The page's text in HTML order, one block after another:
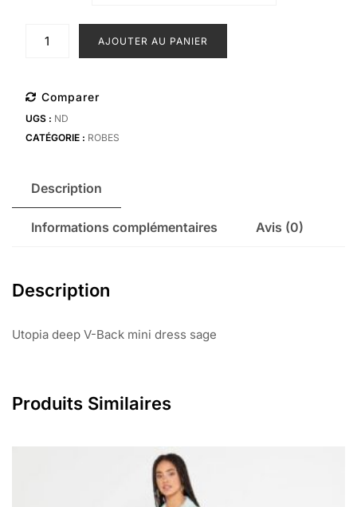
deep
Back
sage
AJOUTER AU PANIER
Comparer
UGS : ND
CATÉGORIE : ROBES
Description
Informations complémentaires Avis (0)
Description
Utopia deep V-Back mini dress sage
Produits Similaires